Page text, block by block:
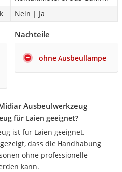
Nein | Ja
Nachteile
ohne Ausbeullampe
Ausbeulwerkzeug
für Laien geeignet?
ist für Laien geeignet.
dass die Handhabung
ohne professionelle
kann.